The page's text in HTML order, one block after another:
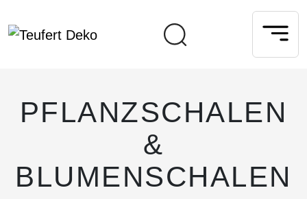
PFLANZSCHALEN
&
BLUMENSCHALEN